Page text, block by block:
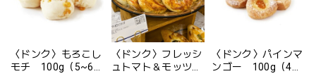
〈ドンク〉もろこし
モチ 100g（5~6
〈ドンク〉フレッシ
ュトマト＆モッツァ
〈ドンク〉パインマ
ンゴー 100g（4~5